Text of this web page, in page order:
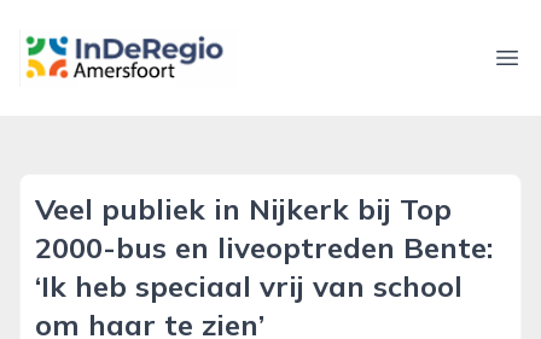
inderegioamersfoort.nl
Veel publiek in Nijkerk bij Top
2000-bus en liveoptreden Bente:
‘Ik heb speciaal vrij van school
om haar te zien’